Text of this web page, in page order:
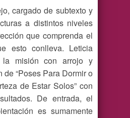
cargado de subtexto y
a distintos niveles
que comprenda el
esto conlleva. Leticia
la misión con arrojo y
de “Poses Para Dormir o
de Estar Solos” con
De entrada, el
es sumamente